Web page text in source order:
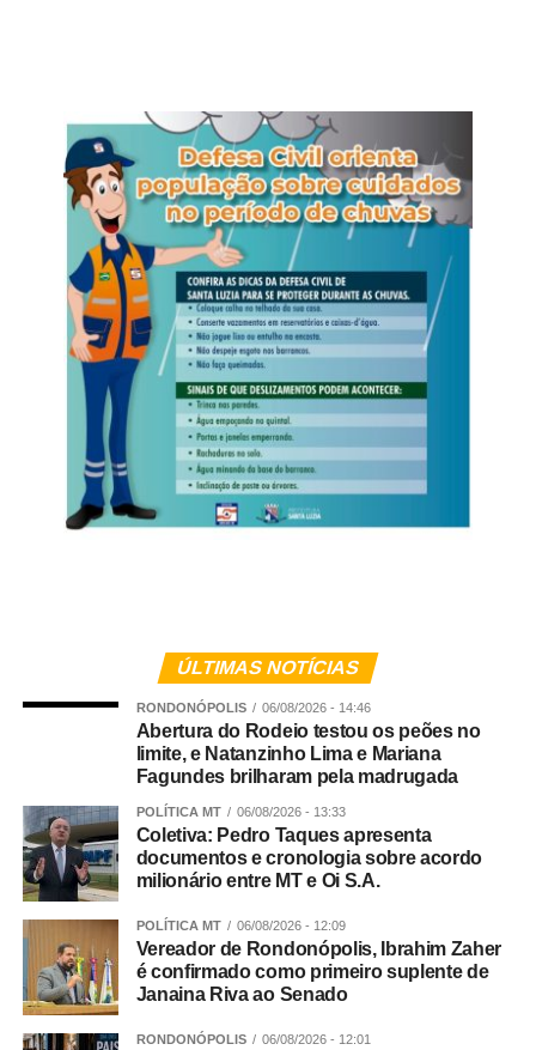
ÚLTIMAS NOTÍCIAS
RONDONÓPOLIS 06/08/2026 - 14:46
Abertura do Rodeio testou os peões no
limite, e Natanzinho Lima e Mariana
Fagundes brilharam pela madrugada
POLÍTICA MT 06/08/2026 - 13:33
Coletiva: Pedro Taques apresenta
documentos e cronologia sobre acordo
milionário entre MT e Oi S.A.
POLÍTICA MT 06/08/2026 - 12:09
Vereador de Rondonópolis, Ibrahim Zaher
é confirmado como primeiro suplente de
Janaina Riva ao Senado
RONDONÓPOLIS 06/08/2026 - 12:01